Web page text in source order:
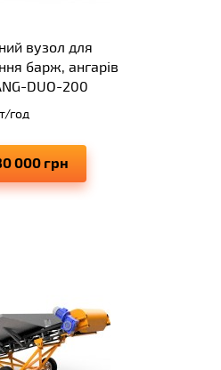
вузол для
барж, ангарів
DUO-200
000 грн
год
одночасно
що переміщуються